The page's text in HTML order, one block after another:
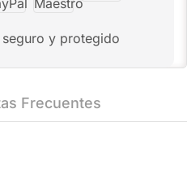
y protegido
Frecuentes